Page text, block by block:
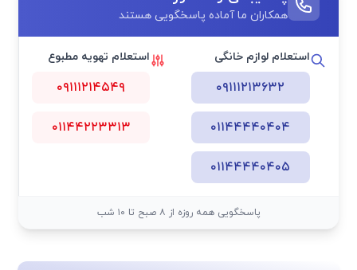
همکاران ما آماده پاسخگویی هستند
استعلام لوازم خانگی
۰۹۱۱۱۲۱۳۶۳۲
۰۱۱۴۴۴۴۰۴۰۴
۰۱۱۴۴۴۴۰۴۰۵
استعلام تهویه مطبوع
۰۹۱۱۱۲۱۴۵۴۹
۰۱۱۴۴۲۲۳۳۱۳
پاسخگویی همه روزه از ۸ صبح تا ۱۰ شب